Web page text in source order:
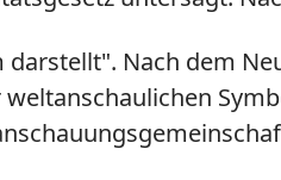
Nach dem